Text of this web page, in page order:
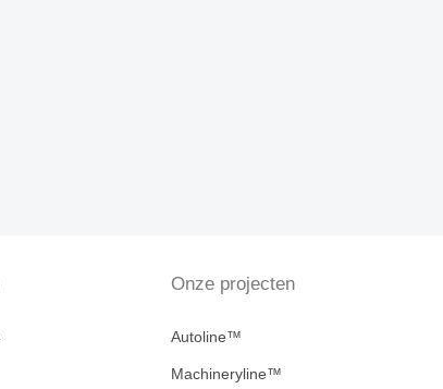
Onze projecten
Autoline™
Machineryline™